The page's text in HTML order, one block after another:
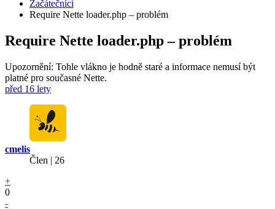
Začátečníci
Require Nette loader.php – problém
Require Nette loader.php – problém
Upozornění: Tohle vlákno je hodně staré a informace nemusí být
platné pro současné Nette.
před 16 lety
cmelis
Člen | 26
+
0
-